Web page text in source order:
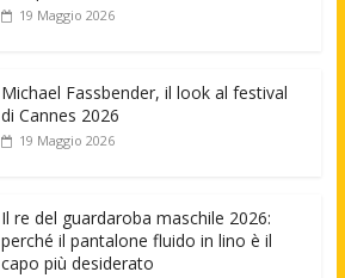
19 Maggio 2026
Michael Fassbender, il look al festival
di Cannes 2026
19 Maggio 2026
Il re del guardaroba maschile 2026:
perché il pantalone fluido in lino è il
capo più desiderato